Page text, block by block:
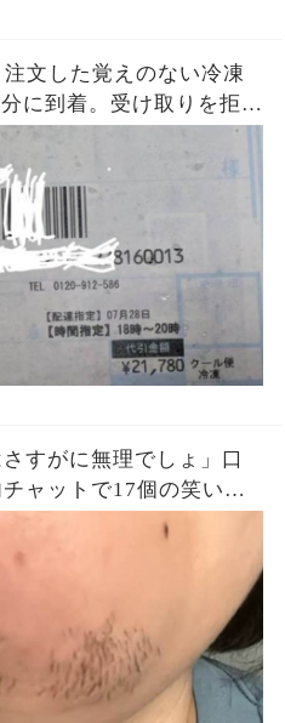
注文した覚えのない冷凍
に到着。受け取りを拒否
番号から電話が…
すがに無理でしょ」口
ャットで17個の笑い絵
診療明細を人事部へ提